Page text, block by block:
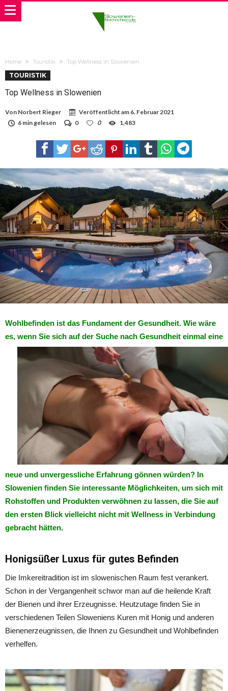
Home Touristik Top Wellness in Slowenien
TOURISTIK
Top Wellness in Slowenien
Von Norbert Rieger Veröffentlicht am 6. Februar 2021
6 min gelesen
0 0 1,483
Wohlbefinden ist das Fundament der Gesundheit. Wie wäre
es, wenn Sie sich auf der Suche nach Gesundheit einmal eine
neue und unvergessliche Erfahrung gönnen würden? In
Slowenien finden Sie interessante Möglichkeiten, um sich mit
Rohstoffen und Produkten verwöhnen zu lassen, die Sie auf
den ersten Blick vielleicht nicht mit Wellness in Verbindung
gebracht hätten.
Honigsüßer Luxus für gutes Befinden
Die Imkereitradition ist im slowenischen Raum fest verankert.
Schon in der Vergangenheit schwor man auf die heilende Kraft
der Bienen und ihrer Erzeugnisse. Heutzutage finden Sie in
verschiedenen Teilen Sloweniens Kuren mit Honig und anderen
Bienenerzeugnissen, die Ihnen zu Gesundheit und Wohlbefinden
verhelfen.